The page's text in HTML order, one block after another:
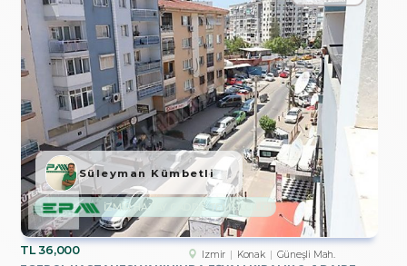
TL36,000 Izmir Konak Güneşli Mah.
İZMİR HATAY CADDE TEMSİLCİLİĞİ
Süleyman Kümbetli